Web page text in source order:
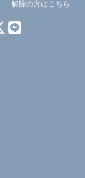
解除の方はこちら